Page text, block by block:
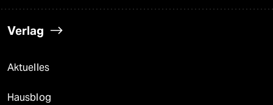
Verlag
Aktuelles
Hausblog